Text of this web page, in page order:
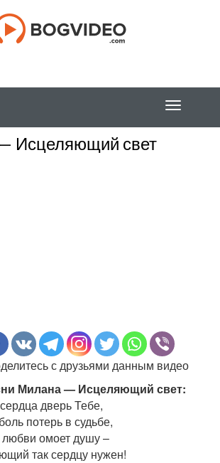
Исцеляющий свет
с друзьями данным видео
Милана — Исцеляющий свет:
дверь Тебе,
потерь в судьбе,
омоет душу –
так сердцу нужен!